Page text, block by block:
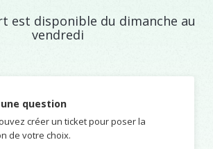
est disponible du dimanche au
vendredi
question
créer un ticket pour poser la
de votre choix.